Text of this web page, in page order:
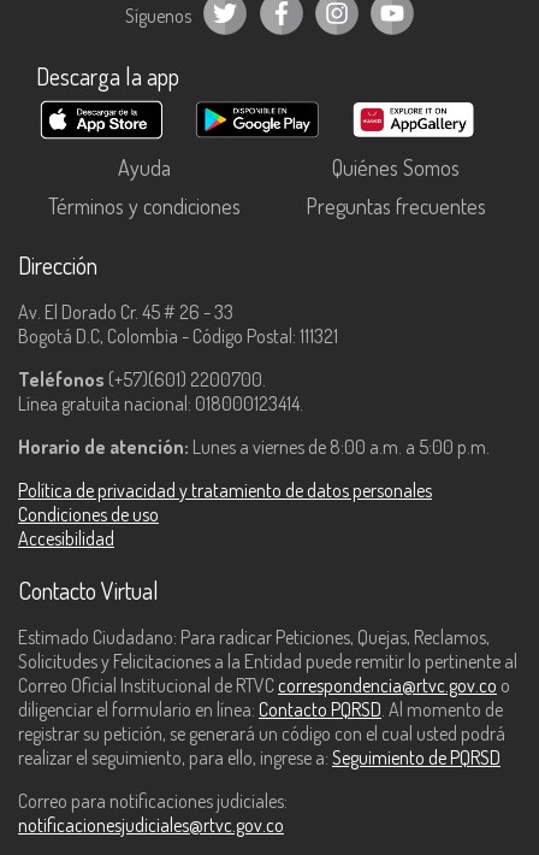
Síguenos
Descarga la app
Ayuda
Quiénes Somos
Términos y condiciones
Preguntas frecuentes
Dirección
Av. El Dorado Cr. 45 # 26 - 33
Bogotá D.C, Colombia - Código Postal: 111321
Teléfonos (+57)(601) 2200700.
Línea gratuita nacional: 018000123414.
Horario de atención: Lunes a viernes de 8:00 a.m. a 5:00 p.m.
Política de privacidad y tratamiento de datos personales
Condiciones de uso
Accesibilidad
Contacto Virtual
Estimado Ciudadano: Para radicar Peticiones, Quejas, Reclamos,
Solicitudes y Felicitaciones a la Entidad puede remitir lo pertinente al
Correo Oficial Institucional de RTVC correspondencia@rtvc.gov.co o
diligenciar el formulario en línea: Contacto PQRSD . Al momento de
registrar su petición, se generará un código con el cual usted podrá
realizar el seguimiento, para ello, ingrese a: Seguimiento de PQRSD
Correo para notificaciones judiciales:
notificacionesjudiciales@rtvc.gov.co